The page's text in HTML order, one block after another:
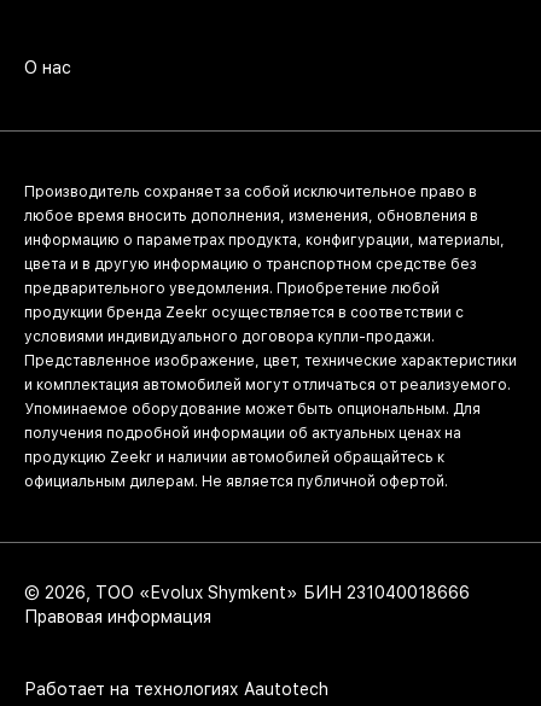
О нас
Производитель сохраняет за собой исключительное право в
любое время вносить дополнения, изменения, обновления в
информацию о параметрах продукта, конфигурации, материалы,
цвета и в другую информацию о транспортном средстве без
предварительного уведомления. Приобретение любой
продукции бренда Zeekr осуществляется в соответствии с
условиями индивидуального договора купли-продажи.
Представленное изображение, цвет, технические характеристики
и комплектация автомобилей могут отличаться от реализуемого.
Упоминаемое оборудование может быть опциональным. Для
получения подробной информации об актуальных ценах на
продукцию Zeekr и наличии автомобилей обращайтесь к
официальным дилерам. Не является публичной офертой.
© 2026, ТОО «Evolux Shymkent» БИН 231040018666
Правовая информация
Работает на технологиях Aautotech